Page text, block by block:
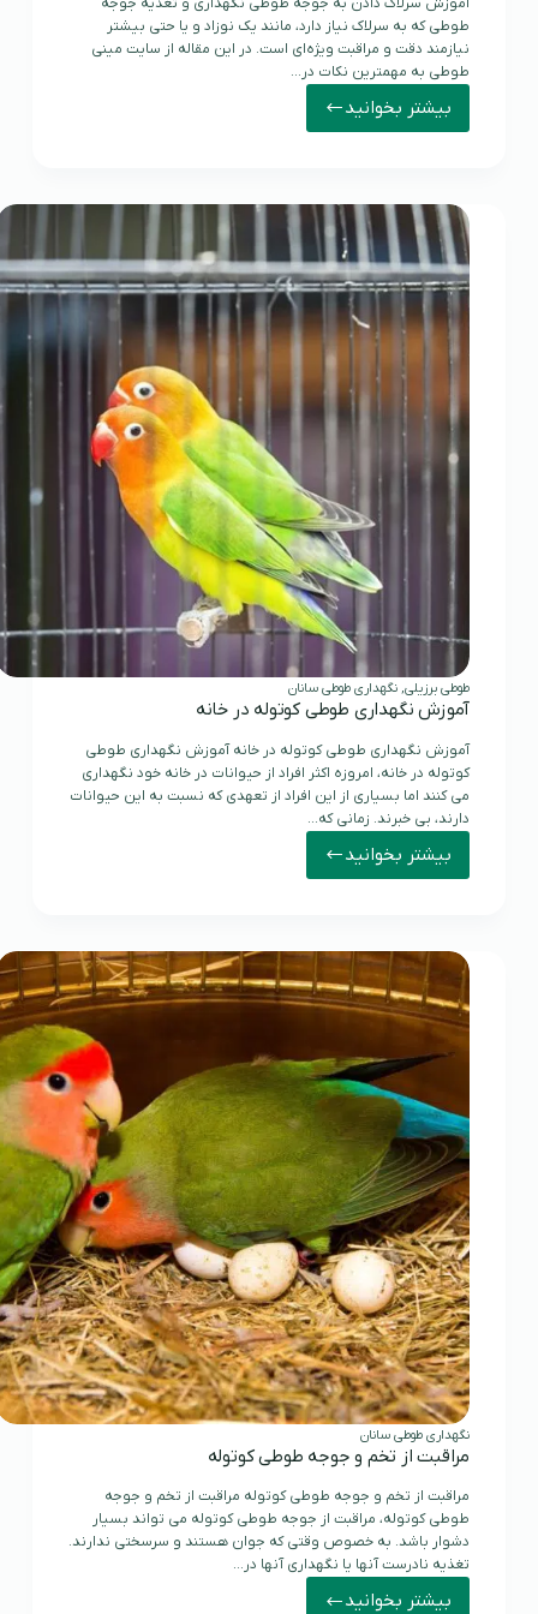
طوطی که به سرلاک نیاز دارد، مانند یک نوزاد و یا حتی بیشتر
نیازمند دقت و مراقبت ویژه‌ای است. در این مقاله از سایت مینی
طوطی به مهمترین نکات در…
بیشتر بخوانید
آموزش
به
جوجه
طوطی
و
طرز
تهیه
سرلاک
طوطی برزیلی, نگهداری طوطی سانان
آموزش نگهداری طوطی کوتوله در خانه
آموزش نگهداری طوطی کوتوله در خانه آموزش نگهداری طوطی
کوتوله در خانه، امروزه اکثر افراد از حیوانات در خانه خود نگهداری
می کنند اما بسیاری از این افراد از تعهدی که نسبت به این حیوانات
دارند، بی خبرند. زمانی که…
بیشتر بخوانید
آموزش
کوتوله
در
خانه
نگهداری طوطی سانان
مراقبت از تخم و جوجه طوطی کوتوله
مراقبت از تخم و جوجه طوطی کوتوله مراقبت از تخم و جوجه
طوطی کوتوله، مراقبت از جوجه طوطی کوتوله می تواند بسیار
دشوار باشد. به خصوص وقتی که جوان هستند و سرسختی ندارند.
تغذیه نادرست آنها یا نگهداری آنها در…
بیشتر بخوانید